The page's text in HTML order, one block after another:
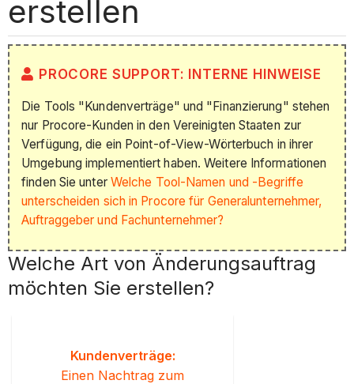
erstellen
PROCORE SUPPORT: INTERNE HINWEISE
Die Tools "Kundenverträge" und "Finanzierung" stehen
nur Procore-Kunden in den Vereinigten Staaten zur
Verfügung, die ein Point-of-View-Wörterbuch in ihrer
Umgebung implementiert haben. Weitere Informationen
finden Sie unter Welche Tool-Namen und -Begriffe
unterscheiden sich in Procore für Generalunternehmer,
Auftraggeber und Fachunternehmer?
Welche Art von Änderungsauftrag
möchten Sie erstellen?
Kundenverträge:
Einen Nachtrag zum